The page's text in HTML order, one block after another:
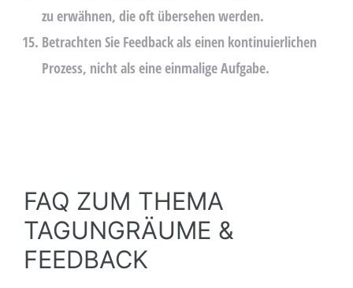
zu erwähnen, die oft übersehen werden.
Betrachten Sie Feedback als einen kontinuierlichen
Prozess, nicht als eine einmalige Aufgabe.
FAQ ZUM THEMA
TAGUNGRÄUME &
FEEDBACK